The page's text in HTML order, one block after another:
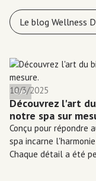
Le blog Wellness
Spa
10/3/2025
Découvrez l'art
notre spa sur
Conçu pour répondre
spa incarne
Chaque détail a été